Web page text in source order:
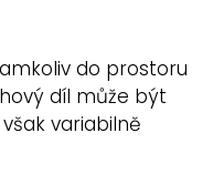
do prostoru
díl může být
variabilně